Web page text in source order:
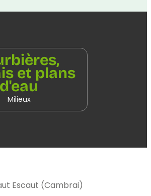
et plans
d'eau
Milieux
Escaut (Cambrai)